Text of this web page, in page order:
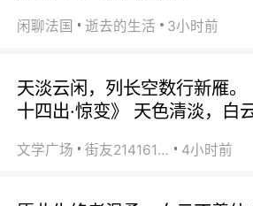
闲聊法国 逝去的生活 3小时前
天淡云闲，列长空数行新雁。
十四出·惊变》 天色清淡，白
文学广场 街友21416156 4小时前